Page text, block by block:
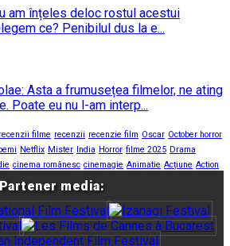
am înțeles deloc rostul acestui
ce? Penibilul dus la e...
Asta a frumusețea filmelor, ne ating
Poate eu nu l-am interp...
recenzii filme recenzii recenzie film Oscar October horror
Netflix Mister India Horror filme 2025 Drama
cinema românesc cinemagie Animatie Acțiune Action
Partener media: